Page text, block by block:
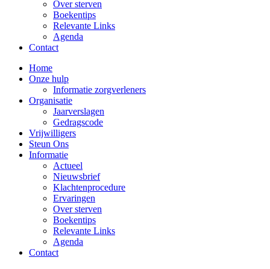
Over sterven
Boekentips
Relevante Links
Agenda
Contact
Home
Onze hulp
Informatie zorgverleners
Organisatie
Jaarverslagen
Gedragscode
Vrijwilligers
Steun Ons
Informatie
Actueel
Nieuwsbrief
Klachtenprocedure
Ervaringen
Over sterven
Boekentips
Relevante Links
Agenda
Contact